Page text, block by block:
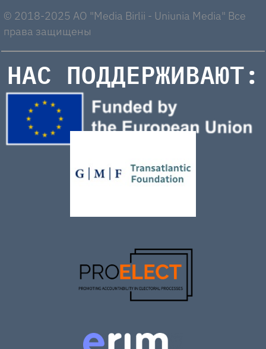
© 2018-2025 AO "Media Birlii - Uniunia Media" Все
права защищены
НАС ПОДДЕРЖИВАЮТ: